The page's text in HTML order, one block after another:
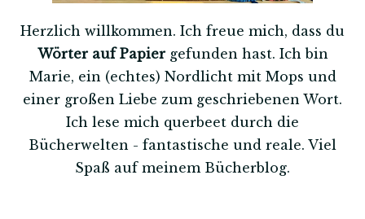
Herzlich willkommen. Ich freue mich, dass du
Wörter auf Papiergefunden hast. Ich bin
Marie, ein (echtes) Nordlicht mit Mops und
einer großen Liebe zum geschriebenen Wort.
Ich lese mich querbeet durch die
Bücherwelten - fantastische und reale. Viel
Spaß auf meinem Bücherblog.